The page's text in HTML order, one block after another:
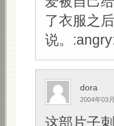
了衣服之
说。
dora
2004年03
这部片子